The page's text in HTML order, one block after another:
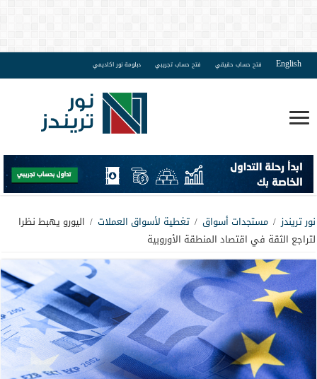
English فتح حساب حقيقي فتح حساب تجريبي دبلومة نور اكاديمي
نور تريندز / مستجدات أسواق / تغطية لأسواق العملات / اليورو يهبط نظرا
لتراجع الثقة في اقتصاد المنطقة الأوروبية